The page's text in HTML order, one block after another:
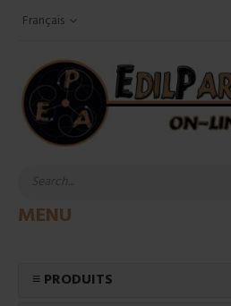
Français
MENU
≡ PRODUITS